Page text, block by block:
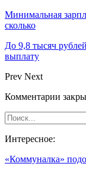
Минимальная
сколько
До 9,8 тысяч
выплату
Prev Next
Комментарии
Интересное:
«Коммуналка»